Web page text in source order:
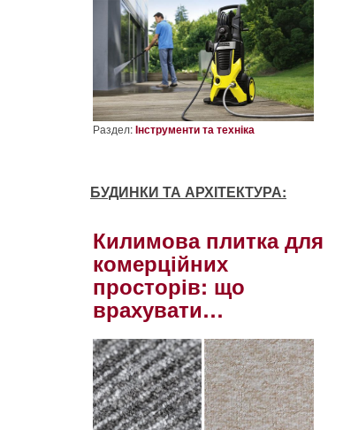
Раздел:Інструменти та техніка
БУДИНКИ ТА АРХІТЕКТУРА:
Килимова плитка для
комерційних
просторів: що
врахувати…